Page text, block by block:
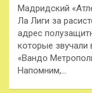
Мадридский
Ла Лиги за
адрес
которые звучали
«Вандо
Напомним,…